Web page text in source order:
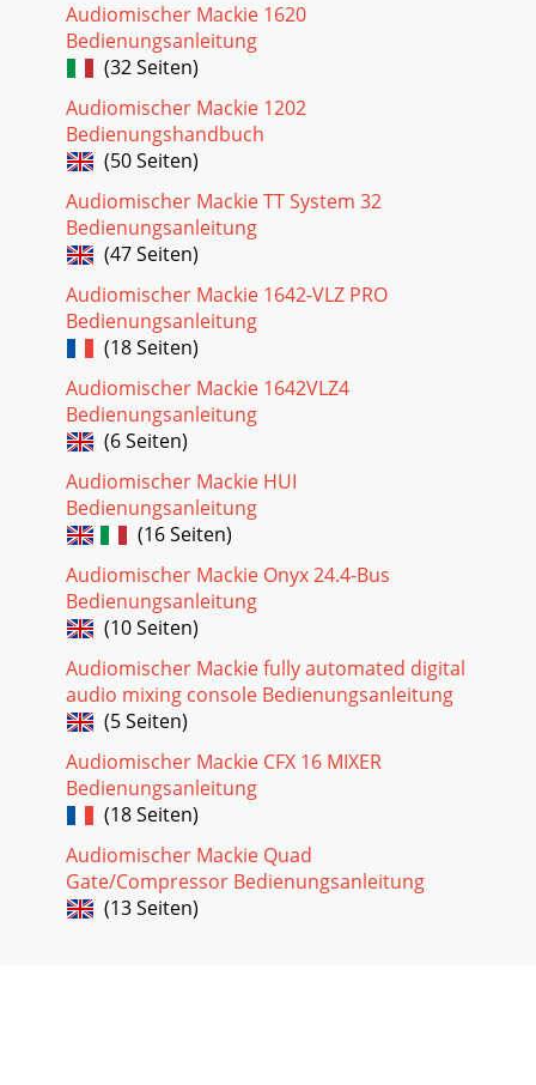
Audiomischer Mackie 1620
Bedienungsanleitung
(32 Seiten)
Audiomischer Mackie 1202
Bedienungshandbuch
(50 Seiten)
Audiomischer Mackie TT System 32
Bedienungsanleitung
(47 Seiten)
Audiomischer Mackie 1642-VLZ PRO
Bedienungsanleitung
(18 Seiten)
Audiomischer Mackie 1642VLZ4
Bedienungsanleitung
(6 Seiten)
Audiomischer Mackie HUI
Bedienungsanleitung
(16 Seiten)
Audiomischer Mackie Onyx 24.4-Bus
Bedienungsanleitung
(10 Seiten)
Audiomischer Mackie fully automated digital
audio mixing console Bedienungsanleitung
(5 Seiten)
Audiomischer Mackie CFX 16 MIXER
Bedienungsanleitung
(18 Seiten)
Audiomischer Mackie Quad
Gate/Compressor Bedienungsanleitung
(13 Seiten)